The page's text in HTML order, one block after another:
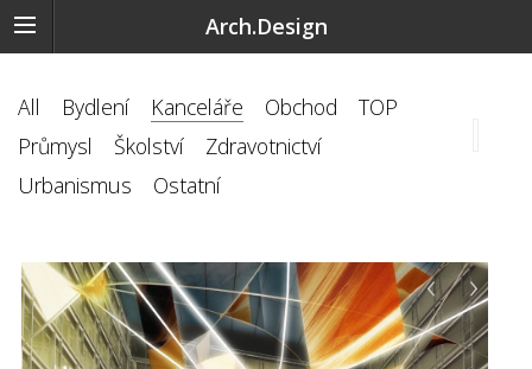
Arch.Design
All Bydlení Kanceláře Obchod
TOP
Průmysl
Školství
Zdravotnictví
Urbanismus
Ostatní
‹ ›